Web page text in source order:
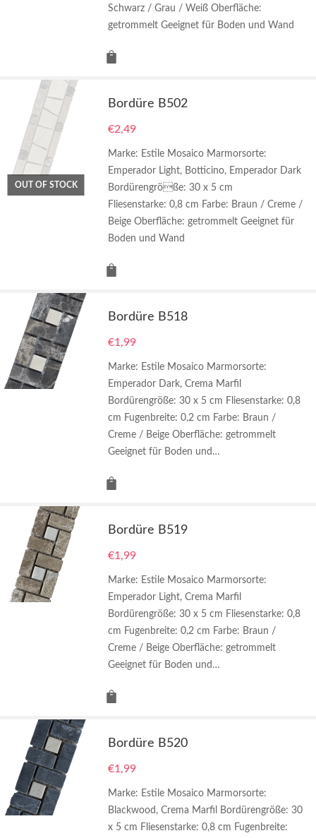
Schwarz / Grau / Weiß Oberfläche:
getrommelt Geeignet für Boden und Wand
OUT OF STOCK
Bordüre B502
€2,49
Marke: Estile Mosaico Marmorsorte:
Emperador Light, Botticino, Emperador Dark
Bordürengröße: 30 x 5 cm
Fliesenstarke: 0,8 cm Farbe: Braun / Creme /
Beige Oberfläche: getrommelt Geeignet für
Boden und Wand
Bordüre B518
€1,99
Marke: Estile Mosaico Marmorsorte:
Emperador Dark, Crema Marfil
Bordürengröße: 30 x 5 cm Fliesenstarke: 0,8
cm Fugenbreite: 0,2 cm Farbe: Braun /
Creme / Beige Oberfläche: getrommelt
Geeignet für Boden und…
Bordüre B519
€1,99
Marke: Estile Mosaico Marmorsorte:
Emperador Light, Crema Marfil
Bordürengröße: 30 x 5 cm Fliesenstarke: 0,8
cm Fugenbreite: 0,2 cm Farbe: Braun /
Creme / Beige Oberfläche: getrommelt
Geeignet für Boden und…
Bordüre B520
€1,99
Marke: Estile Mosaico Marmorsorte:
Blackwood, Crema Marfil Bordürengröße: 30
x 5 cm Fliesenstarke: 0,8 cm Fugenbreite: